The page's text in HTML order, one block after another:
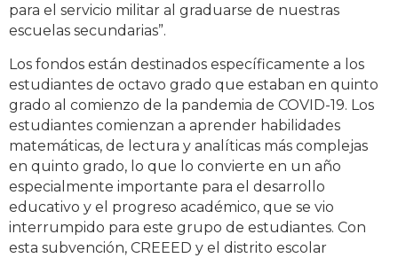
para el servicio militar al graduarse de nuestras
escuelas secundarias”.
Los fondos están destinados específicamente a los
estudiantes de octavo grado que estaban en quinto
grado al comienzo de la pandemia de COVID-19. Los
estudiantes comienzan a aprender habilidades
matemáticas, de lectura y analíticas más complejas
en quinto grado, lo que lo convierte en un año
especialmente importante para el desarrollo
educativo y el progreso académico, que se vio
interrumpido para este grupo de estudiantes. Con
esta subvención, CREEED y el distrito escolar